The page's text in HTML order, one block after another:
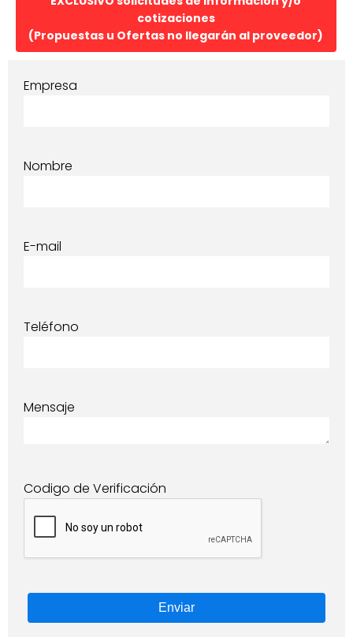
cotizaciones
(Propuestas u Ofertas no llegarán al proveedor)
Empresa
Nombre
E-mail
Teléfono
Mensaje
Codigo de Verificación
Enviar